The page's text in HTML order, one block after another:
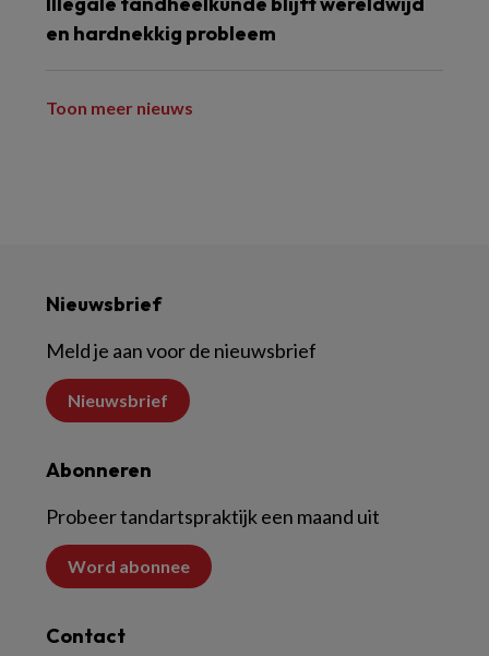
en hardnekkig probleem
Toon meer nieuws
Nieuwsbrief
Meld je aan voor de nieuwsbrief
Nieuwsbrief
Abonneren
Probeer tandartspraktijk een maand uit
Word abonnee
Contact